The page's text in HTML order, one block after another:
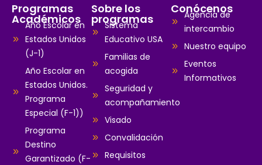
Programas
Académicos
Año Escolar en
Estados Unidos
(J-1)
Año Escolar en
Estados Unidos.
Programa
Especial (F-1))
Programa
Destino
Garantizado (F-
Sobre los
programas
Sistema
Educativo USA
Familias de
acogida
Seguridad y
acompañamiento
Visado
Convalidación
Requisitos
Conócenos
Agencia de
intercambio
Nuestro equipo
Eventos
Informativos